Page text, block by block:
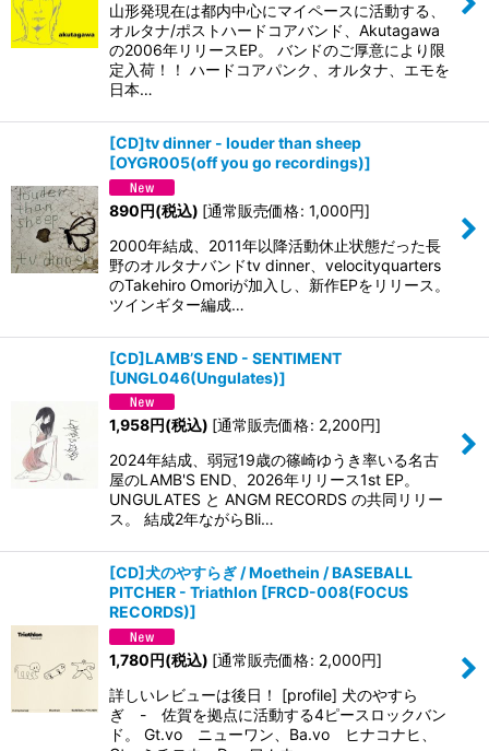
山形発現在は都内中心にマイペースに活動する、
オルタナ/ポストハードコアバンド、Akutagawa
の2006年リリースEP。 バンドのご厚意により限
定入荷！！ ハードコアパンク、オルタナ、エモを
日本…
[CD]tv dinner - louder than sheep
[OYGR005(off you go recordings)]
890円(税込) [通常販売価格: 1,000円]
2000年結成、2011年以降活動休止状態だった長
野のオルタナバンドtv dinner、velocityquarters
のTakehiro Omoriが加入し、新作EPをリリース。
ツインギター編成…
[CD]LAMB’S END - SENTIMENT
[UNGL046(Ungulates)]
1,958円(税込) [通常販売価格: 2,200円]
2024年結成、弱冠19歳の篠崎ゆうき率いる名古
屋のLAMB'S END、2026年リリース1st EP。
UNGULATES と ANGM RECORDS の共同リリー
ス。 結成2年ながらBli…
[CD]犬のやすらぎ / Moethein / BASEBALL
PITCHER - Triathlon [FRCD-008(FOCUS
RECORDS)]
1,780円(税込) [通常販売価格: 2,000円]
詳しいレビューは後日！ [profile] 犬のやすら
ぎ - 佐賀を拠点に活動する4ピースロックバン
ド。 Gt.vo ニューワン、Ba.vo ヒナコナヒ、